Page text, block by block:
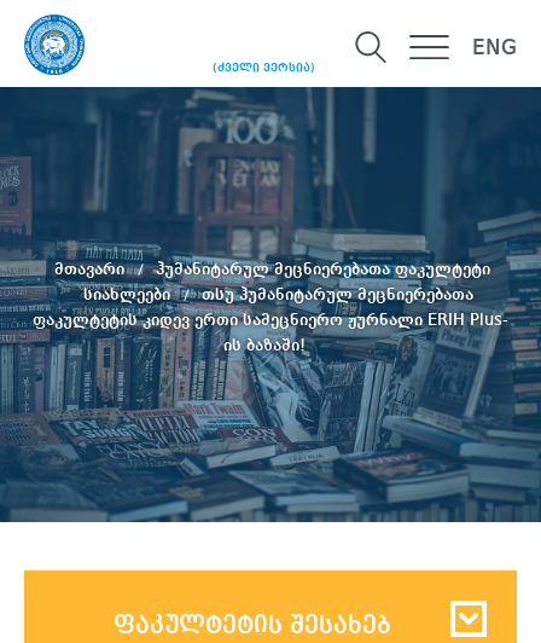
(ძველი ვერსია)
ENG
მთავარი
ჰუმანიტარულ მეცნიერებათა ფაკულტეტი
სიახლეები
თსუ ჰუმანიტარულ მეცნიერებათა
ფაკულტეტის კიდევ ერთი სამეცნიერო ჟურნალი ERIH Plus-
ის ბაზაში!
ფაკულტეტის შესახებ